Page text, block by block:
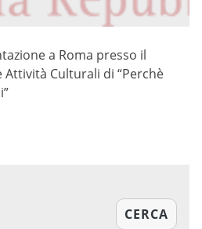
a Roma presso il
Culturali di “Perchè
CERCA